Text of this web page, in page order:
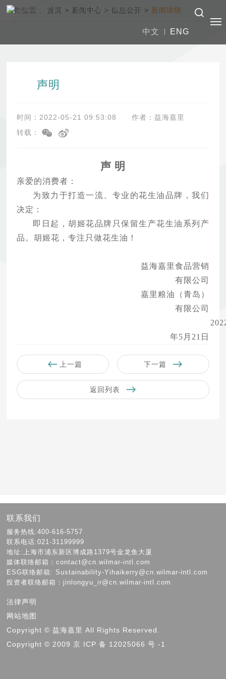
中文 ENG
当前位置：首页 > 新闻中心 > 信息公开 > 新闻详情
声明
时间：2022-05-21 09:53:08
作者：益海嘉里
转载：
声 明
亲爱的消费者：
为致力于打造一流、专业的花生油品牌，我们
决定：
即日起，胡姬花品牌只保留生产花生油系列产
品。胡姬花，专注只做花生油！
益海嘉里食品营销
有限公司
嘉里粮油（青岛）
有限公司
年5月21日
上一篇 下一篇
返回列表
联系我们
服务热线:400-616-5757
联系电话:021-31199999
地址:上海市浦东新区博成路1379号金龙鱼大厦
媒体联络邮箱：contact@cn.wilmar-intl.com
ESG联络邮箱: Sustainability-Yihaikerry@cn.wilmar-intl.com
投资者联络邮箱：jinlongyu_ir@cn.wilmar-intl.com
法律声明
网站地图
Copyright © 益海嘉里 All Rights Reserved.
Copyright © 2009 京 ICP 备 12025066 号 -1